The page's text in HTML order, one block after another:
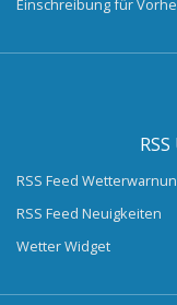
Einschreibung für
RSS Feed
RSS Feed Neuigkeiten
Wetter Widget